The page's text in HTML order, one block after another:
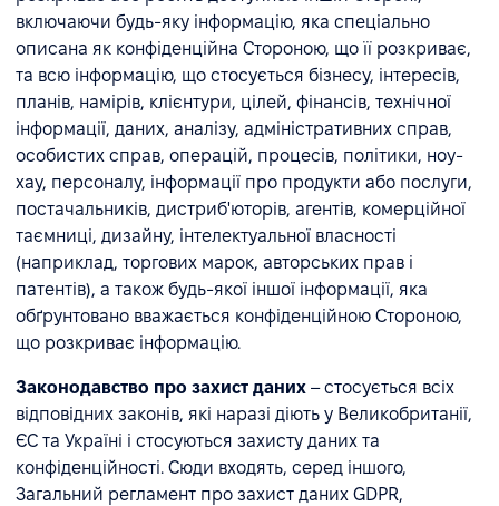
включаючи будь-яку інформацію, яка спеціально
описана як конфіденційна Стороною, що її розкриває,
та всю інформацію, що стосується бізнесу, інтересів,
планів, намірів, клієнтури, цілей, фінансів, технічної
інформації, даних, аналізу, адміністративних справ,
особистих справ, операцій, процесів, політики, ноу-
хау, персоналу, інформації про продукти або послуги,
постачальників, дистриб'юторів, агентів, комерційної
таємниці, дизайну, інтелектуальної власності
(наприклад, торгових марок, авторських прав і
патентів), а також будь-якої іншої інформації, яка
обґрунтовано вважається конфіденційною Стороною,
що розкриває інформацію.
Законодавство про захист даних – стосується всіх
відповідних законів, які наразі діють у Великобританії,
ЄС та Україні і стосуються захисту даних та
конфіденційності. Сюди входять, серед іншого,
Загальний регламент про захист даних GDPR,